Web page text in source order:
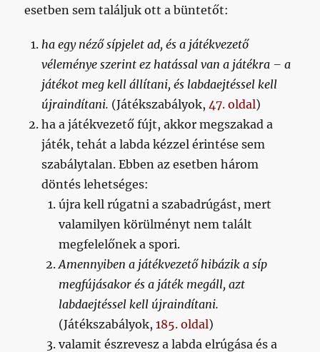
esetben sem találjuk ott a büntetőt:
ha egy néző sípjelet ad, és a játékvezető
véleménye szerint ez hatással van a játékra – a
játékot meg kell állítani, és labdaejtéssel kell
újraindítani. (Játékszabályok, 47. oldal)
ha a játékvezető fújt, akkor megszakad a
játék, tehát a labda kézzel érintése sem
szabálytalan. Ebben az esetben három
döntés lehetséges:
újra kell rúgatni a szabadrúgást, mert
valamilyen körülményt nem talált
megfelelőnek a spori.
Amennyiben a játékvezető hibázik a síp
megfújásakor és a játék megáll, azt
labdaejtéssel kell újraindítani.
(Játékszabályok,185. oldal)
valamit észrevesz a labda elrúgása és a